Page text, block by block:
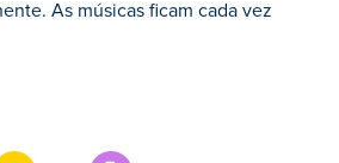
As músicas ficam cada vez